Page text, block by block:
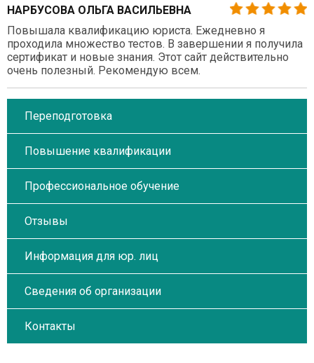
НАРБУСОВА ОЛЬГА ВАСИЛЬЕВНА
Повышала квалификацию юриста. Ежедневно я
проходила множество тестов. В завершении я получила
сертификат и новые знания. Этот сайт действительно
очень полезный. Рекомендую всем.
Переподготовка
Повышение квалификации
Профессиональное обучение
Отзывы
Информация для юр. лиц
Сведения об организации
Контакты